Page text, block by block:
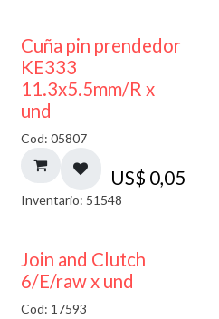
Cuña pin prendedor
KE333
11.3x5.5mm/R x
und
Cod: 05807
US$ 0,05
Inventario: 51548
Join and Clutch
6/E/raw x und
Cod: 17593